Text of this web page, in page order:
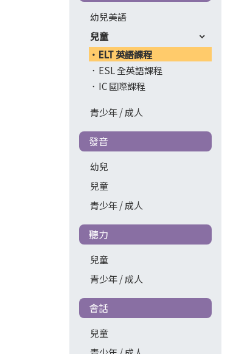
幼兒美語
兒童
ELT 英語課程
ESL 全英語課程
IC 國際課程
青少年 / 成人
發音
幼兒
兒童
青少年 / 成人
聽力
兒童
青少年 / 成人
會話
兒童